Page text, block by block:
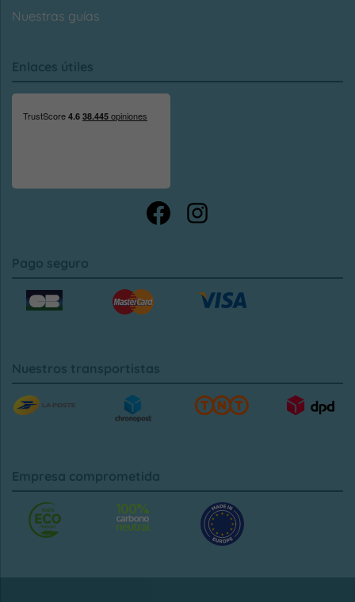
Nuestras guías
Enlaces útiles
Pago seguro
Nuestros transportistas
Empresa comprometida